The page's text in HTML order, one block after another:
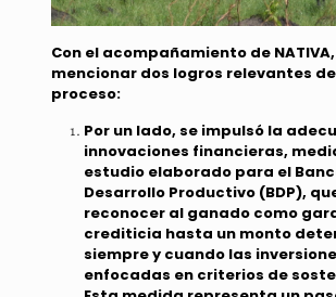
Con el acompañamiento de
mencionar dos logros relevantes
proceso:
Por un lado, se impulsó la
innovaciones financieras,
estudio elaborado para el
Desarrollo Productivo (BDP),
reconocer al ganado como
crediticia hasta un monto
siempre y cuando las
enfocadas en criterios de